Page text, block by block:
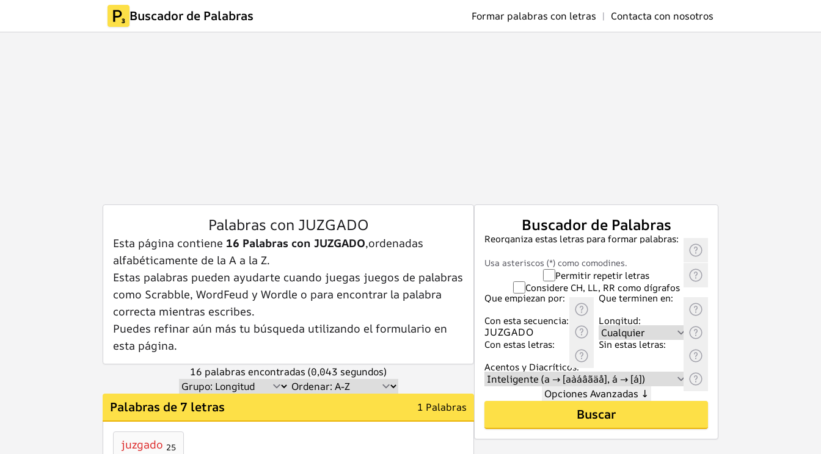
Buscador de Palabras Formar palabras con letras | Contacta con nosotros
Palabras con JUZGADO
Esta página contiene 16 Palabras con JUZGADO,ordenadas
alfabéticamente de la A a la Z.
Estas palabras pueden ayudarte cuando juegas juegos de palabras
como Scrabble, WordFeud y Wordle o para encontrar la palabra
correcta mientras escribes.
Puedes refinar aún más tu búsqueda utilizando el formulario en
esta página.
16 palabras encontradas (0,043 segundos)
Palabras de 7 letras 1 Palabras
juzgado 25
Buscador de Palabras
Reorganiza estas letras para formar palabras:
Usa asteriscos (*) como comodines.
Permitir repetir letras
Considere CH, LL, RR como dígrafos
Que empiezan por:
Que terminen en:
Con esta secuencia:
Longitud:
Con estas letras:
Sin estas letras:
Acentos y Diacríticos:
Opciones Avanzadas ↓
Buscar